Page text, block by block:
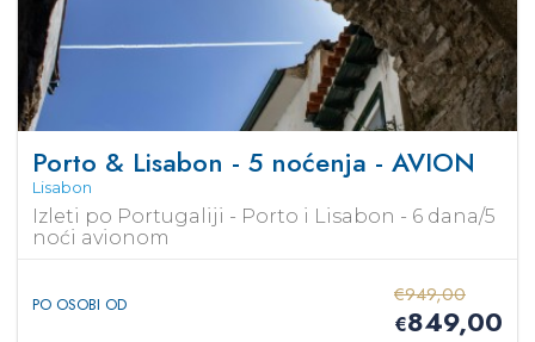
Porto & Lisabon - 5 noćenja - AVION
Lisabon
Izleti po Portugaliji - Porto i Lisabon - 6 dana/5
noći avionom
PO OSOBI OD €949,00
€849,00